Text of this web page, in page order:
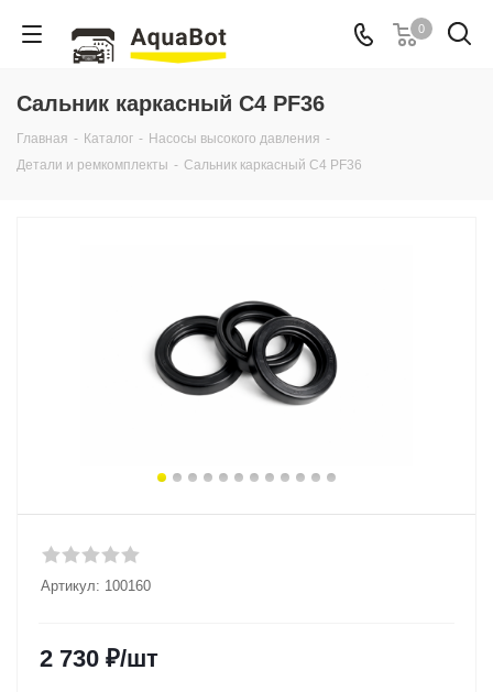
0
Сальник каркасный C4 PF36
Главная - Каталог - Насосы высокого давления -
Детали и ремкомплекты - Сальник каркасный C4 PF36
Артикул: 100160
2 730 ₽/шт